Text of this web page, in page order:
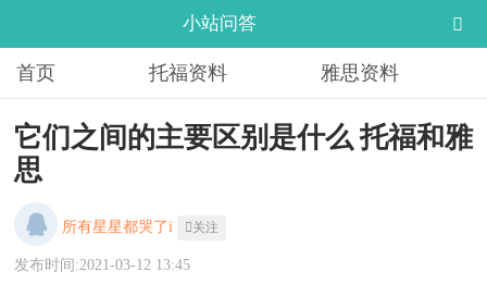
小站问答
首页 托福资料 雅思资料
它们之间的主要区别是什么 托福和雅
思
所有星星都哭了i 关注
发布时间:2021-03-12 13:45